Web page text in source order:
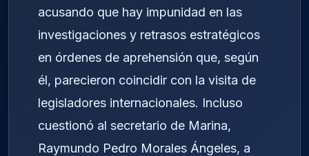
acusando que hay impunidad en las
investigaciones y retrasos estratégicos
en órdenes de aprehensión que, según
él, parecieron coincidir con la visita de
legisladores internacionales. Incluso
cuestionó al secretario de Marina,
Raymundo Pedro Morales Ángeles, a